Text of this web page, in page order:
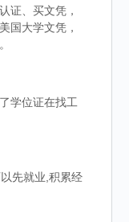
证、买文凭，
国大学文凭，
学位证在找工
先就业,积累经